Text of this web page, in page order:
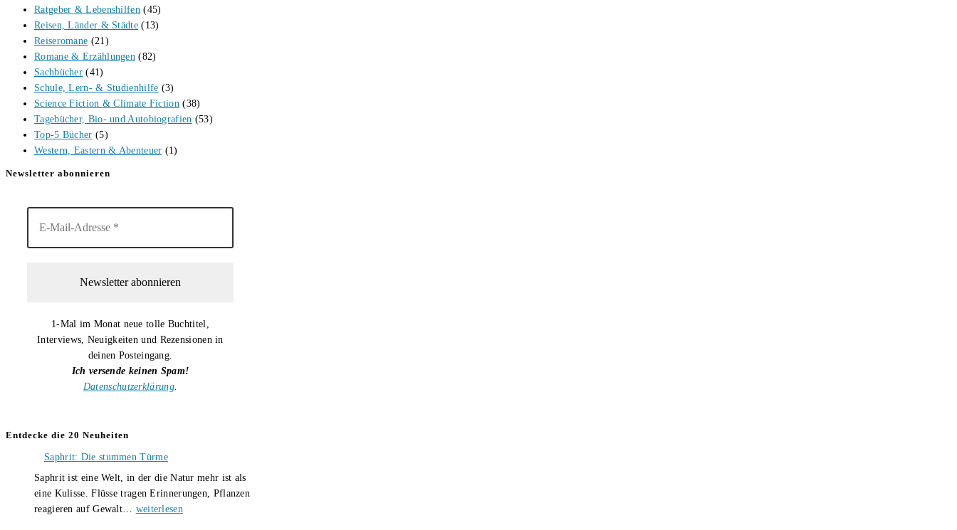
Ratgeber & Lebenshilfen (45)
Reisen, Länder & Städte (13)
Reiseromane (21)
Romane & Erzählungen (82)
Sachbücher (41)
Schule, Lern- & Studienhilfe (3)
Science Fiction & Climate Fiction (38)
Tagebücher, Bio- und Autobiografien (53)
Top-5 Bücher (5)
Western, Eastern & Abenteuer (1)
Newsletter abonnieren
1-Mal im Monat neue tolle Buchtitel,
Interviews, Neuigkeiten und Rezensionen in
deinen Posteingang.
Ich versende keinen Spam!
Datenschutzerklärung.
Entdecke die 20 Neuheiten
Saphrit: Die stummen Türme
Saphrit ist eine Welt, in der die Natur mehr ist als
eine Kulisse. Flüsse tragen Erinnerungen, Pflanzen
reagieren auf Gewalt… Saphrit:
weiterlesen